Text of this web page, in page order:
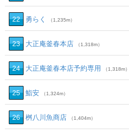
22 勇らく （1,235m）
23 大正庵釜春本店 （1,318m）
24 大正庵釜春本店予約専用 （1,318m）
25 鮨安 （1,324m）
26 桝八川魚商店 （1,404m）